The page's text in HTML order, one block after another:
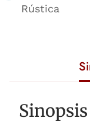
Rústica
Sinopsis